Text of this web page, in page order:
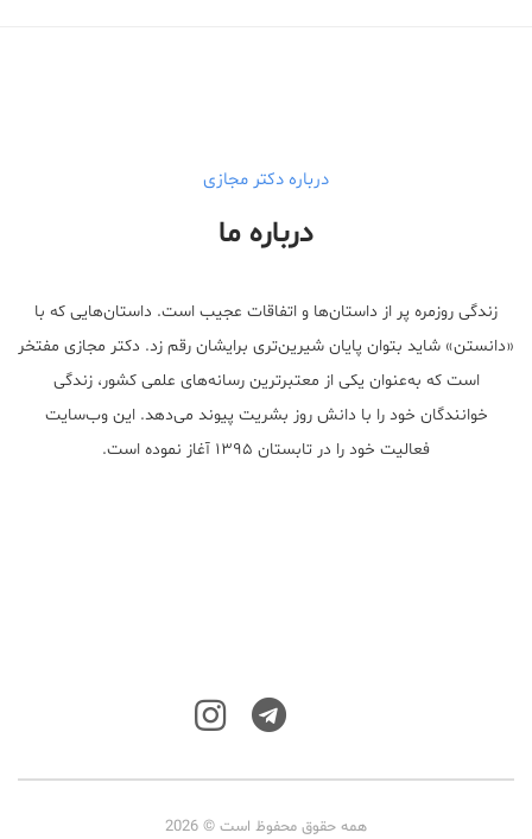
درباره دکتر مجازی
درباره ما
زندگی روزمره پر از داستان‌ها و اتفاقات عجیب است. داستان‌هایی که با
«دانستن» شاید بتوان پایان شیرین‌تری برایشان رقم زد. دکتر مجازی مفتخر
است که به‌عنوان یکی از معتبر‌ترین رسانه‌های علمی کشور، زندگی
خوانندگان خود را با دانش روز بشریت پیوند می‌دهد. این وب‌سایت
فعالیت خود را در تابستان ۱۳۹۵ آغاز نموده است.
همه حقوق محفوظ است © 2026